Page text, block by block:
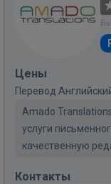
Цены
Перевод
Amado
услуги
качественную
Контакты